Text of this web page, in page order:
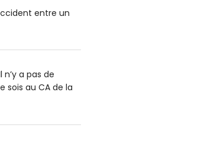
entre un
n’y a pas de
sois au CA de la